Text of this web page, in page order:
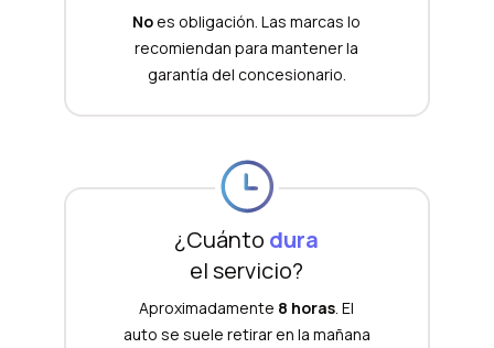
Noes obligación. Las marcas lo
recomiendan para mantener la
garantía del concesionario.
¿Cuánto dura
el servicio?
Aproximadamente 8 horas . El
auto se suele retirar en la mañana